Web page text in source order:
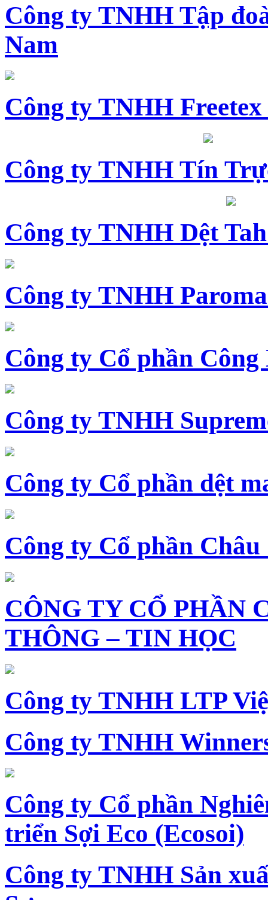
Công ty TNHH Tập
Nam
Công ty TNHH
Công ty TNHH Tín
Công ty TNHH Dệt
Công ty TNHH
Công ty Cổ phần Công
Công ty TNHH
Công ty Cổ phần dệt
Công ty Cổ phần Châu
CÔNG TY CỔ PHẦN
THÔNG – TIN HỌC
Công ty TNHH LTP
Công ty TNHH
Công ty Cổ phần
triển Sợi Eco (Ecosoi)
Công ty TNHH Sản